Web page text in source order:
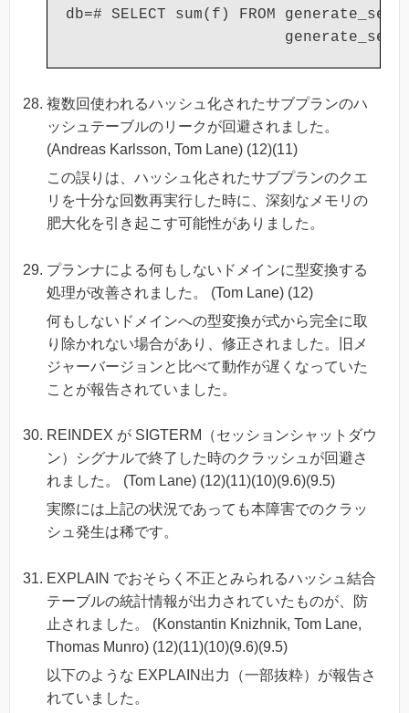
db=# SELECT sum(f) FROM
複数回使われるハッシュ化されたサブプランのハ
ッシュテーブルのリークが回避されました。
(Andreas Karlsson, Tom Lane) (12)(11)
この誤りは、ハッシュ化されたサブプランのクエ
リを十分な回数再実行した時に、深刻なメモリの
肥大化を引き起こす可能性がありました。
プランナによる何もしないドメインに型変換する
処理が改善されました。 (Tom Lane) (12)
何もしないドメインへの型変換が式から完全に取
り除かれない場合があり、修正されました。旧メ
ジャーバージョンと比べて動作が遅くなっていた
ことが報告されていました。
REINDEX が SIGTERM（セッションシャットダウ
ン）シグナルで終了した時のクラッシュが回避さ
れました。 (Tom Lane) (12)(11)(10)(9.6)(9.5)
実際には上記の状況であっても本障害でのクラッ
シュ発生は稀です。
EXPLAIN でおそらく不正とみられるハッシュ結合
テーブルの統計情報が出力されていたものが、防
止されました。 (Konstantin Knizhnik, Tom Lane,
Thomas Munro) (12)(11)(10)(9.6)(9.5)
以下のような EXPLAIN出力（一部抜粋）が報告さ
れていました。